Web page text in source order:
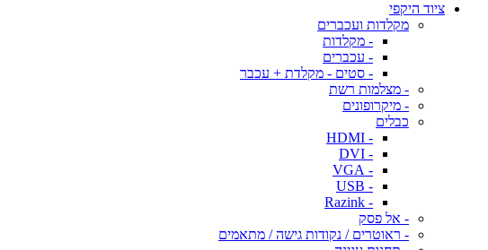
ציוד היקפי
מקלדות ועכברים
- מקלדות
- עכברים
- סטים - מקלדת + עכבר
- מצלמות רשת
- מיקרופונים
כבלים
- HDMI
- DVI
- VGA
- USB
- Razink
- אל פסק
- ראוטרים / נקודות גישה / מתאמים